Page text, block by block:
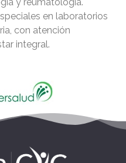
en laboratorios
con atención
integral.